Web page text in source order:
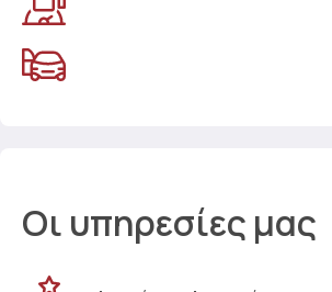
Οι υπηρεσίες μας